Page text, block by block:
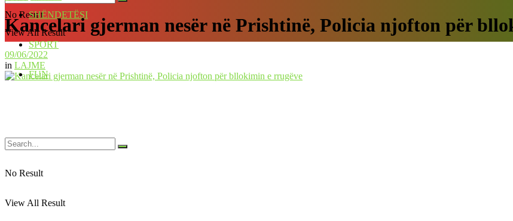
No Result
View All Result
SHËNDETËSI
SPORT
FUN
No Result
View All Result
Kancelari gjerman nesër në Prishtinë, Policia njofton për
09/06/2022
in LAJME